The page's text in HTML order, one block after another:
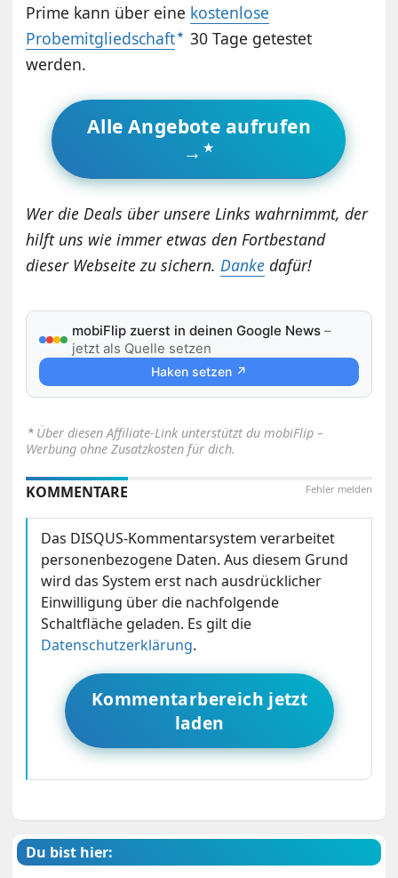
Prime kann über eine kostenlose
Probemitgliedschaft
30 Tage getestet
werden.
Alle Angebote aufrufen
→
Wer die Deals über unsere Links wahrnimmt, der
hilft uns wie immer etwas den Fortbestand
dieser Webseite zu sichern.Danke dafür!
mobiFlip zuerst in deinen Google News –
jetzt als Quelle setzen
Haken setzen ↗
⋆ Über diesen Affiliate-Link unterstützt du mobiFlip –
Werbung ohne Zusatzkosten für dich.
Fehler melden
KOMMENTARE
Das DISQUS-Kommentarsystem verarbeitet
personenbezogene Daten. Aus diesem Grund
wird das System erst nach ausdrücklicher
Einwilligung über die nachfolgende
Schaltfläche geladen. Es gilt die
Datenschutzerklärung.
Kommentarbereich jetzt
laden
Du bist hier: